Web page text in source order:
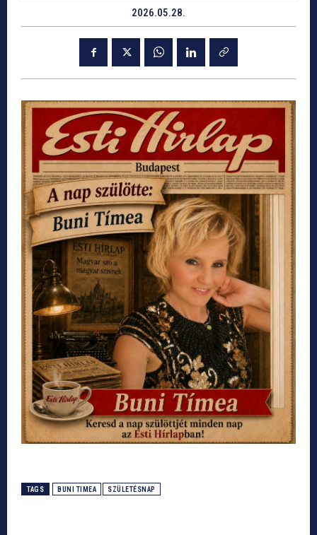
2026.05.28.
TAGS BUNI TIMEA SZÜLETÉSNAP